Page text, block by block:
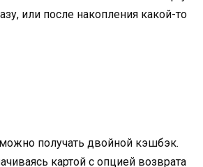
или после накопления какой-то
получать двойной кэшбэк.
картой с опцией возврата